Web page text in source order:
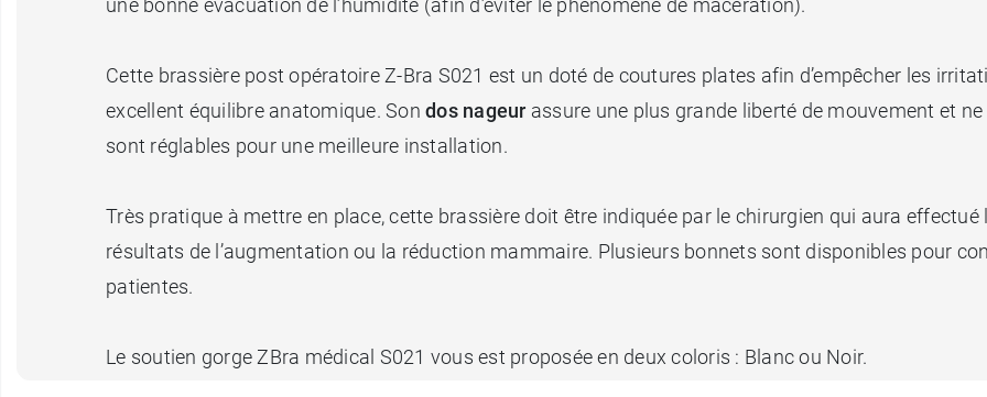
une bonne évacuation de l’humidité (afin d’éviter le phénomène de macération).
Cette brassière post opératoire Z-Bra S021 est un doté de coutures plates afin d’empêcher les
excellent équilibre anatomique. Son dos nageur assure une plus grande liberté de mouvement et
sont réglables pour une meilleure installation.
Très pratique à mettre en place, cette brassière doit être indiquée par le chirurgien qui aura effectué
résultats de l’augmentation ou la réduction mammaire. Plusieurs bonnets sont disponibles pour
patientes.
Le soutien gorge ZBra médical S021 vous est proposée en deux coloris : Blanc ou Noir.